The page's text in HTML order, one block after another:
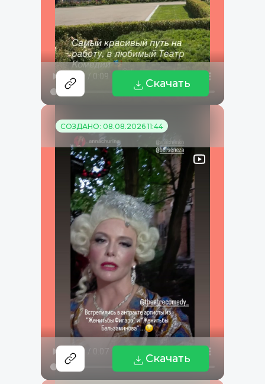
Скачать
СОЗДАНО: 08.08.2026 11:44
Скачать